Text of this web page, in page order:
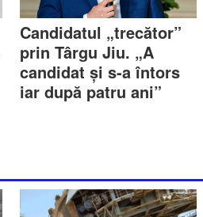
Candidatul „trecător”
prin Târgu Jiu. „A
candidat și s-a întors
iar după patru ani”